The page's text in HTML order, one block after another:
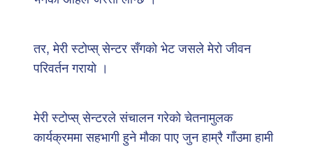
तर, मेरी स्टोप्स् सेन्टर सँगको भेट जसले मेरो जीवन
परिवर्तन गरायो ।
मेरी स्टोप्स् सेन्टरले संचालन गरेको चेतनामुलक
कार्यक्रममा सहभागी हुने मौका पाए जुन हाम्रै गाँउमा हामी